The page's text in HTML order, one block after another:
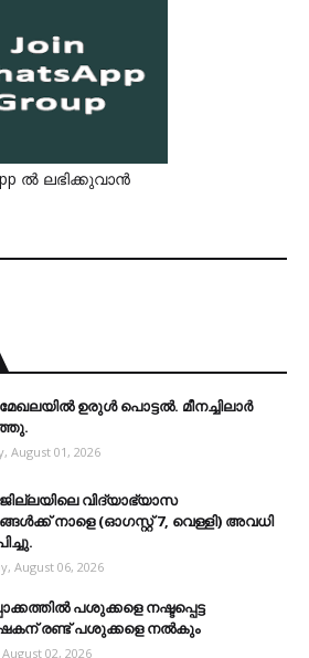
ൽ ലഭിക്കുവാൻ
ഉരുള്‍ പൊട്ടല്‍. മീനച്ചിലാര്‍
August 01, 2026
വിദ്യാഭ്യാസ
നാളെ (ഓഗസ്റ്റ് 7, വെള്ളി) അവധി
August 06, 2026
പശുക്കളെ നഷ്ടപ്പെട്ട
രണ്ട് പശുക്കളെ നല്‍കും
02, 2026